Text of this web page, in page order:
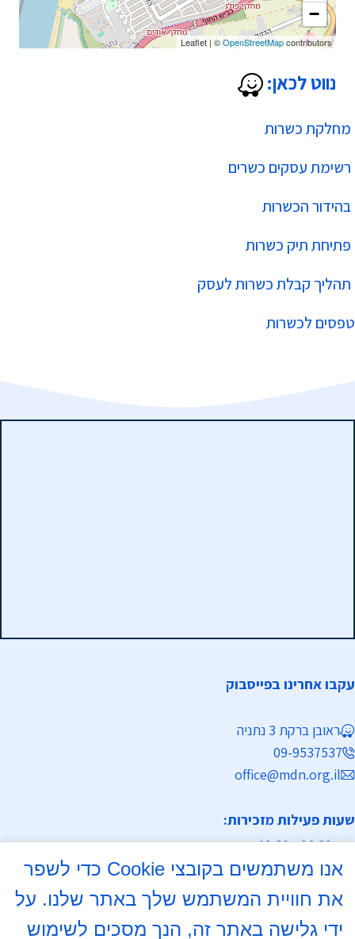
מחלקת כשרות
רשימת עסקים כשרים
בהידור הכשרות
פתיחת תיק כשרות
תהליך קבלת כשרות לעסק
טפסים לכשרות
−
Leaflet | ©OpenStreetMapcontributors
נווט לכאן:
עקבו אחרינו בפייסבוק
ראובן ברקת 3 נתניה
09-9537537
office@mdn.org.il
שעות פעילות מזכירות:
א-ה 08:30 - 12:30
א, ד 16:00- 18:00
אנו משתמשים בקובצי Cookie כדי לשפר
את חוויית המשתמש שלך באתר שלנו. על
ידי גלישה באתר זה, הנך מסכים לשימוש